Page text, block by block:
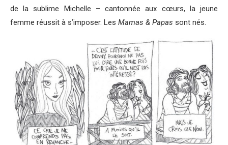
de la sublime Michelle – cantonnée aux cœurs, la jeune
femme réussit à s’imposer. Les Mamas & Papas sont nés.